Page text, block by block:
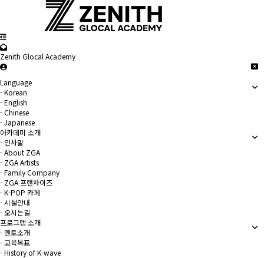
Zenith Glocal Academy
Language
- Korean
- English
- Chinese
- Japanese
아카데미 소개
- 인사말
- About ZGA
- ZGA Artists
- Family Company
- ZGA 프랜차이즈
- K-POP 카페
- 시설안내
- 오시는길
프로그램 소개
- 멘토소개
- 교육목표
- History of K-wave